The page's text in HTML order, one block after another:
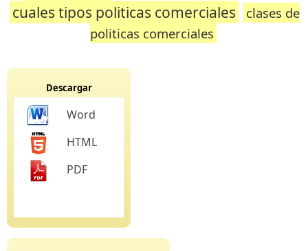
cuales tipos politicas comerciales
clases de
politicas comerciales
Descargar
Word
HTML
PDF